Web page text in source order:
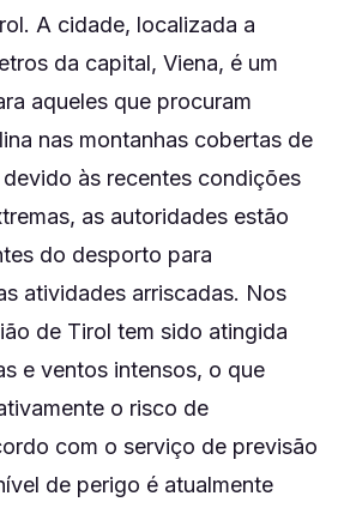
A cidade, localizada a
da capital, Viena, é um
aqueles que procuram
nas montanhas cobertas de
às recentes condições
as autoridades estão
do desporto para
atividades arriscadas. Nos
de Tirol tem sido atingida
e ventos intensos, o que
o risco de
com o serviço de previsão
de perigo é atualmente